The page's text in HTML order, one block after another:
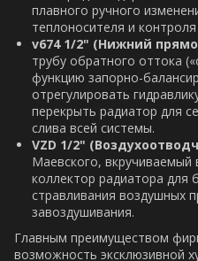
плавного ручного
теплоносителя и
v674 1/2" (Нижний
трубу обратного оттока
функцию запорно-
отрегулировать
перекрыть радиатор для
слива всей системы.
VZD 1/2"
Маевского, вкручиваемый
коллектор радиатора для
стравливания воздушных
завоздушивания.
Главным преимуществом
возможность эксклюзивной